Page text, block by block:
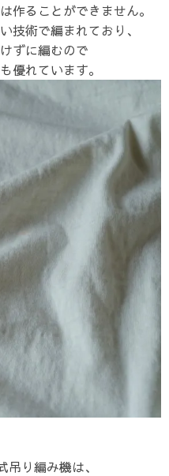
作ることができません。
技術で編まれており、
ずに編むので
優れています。
り編み機は、